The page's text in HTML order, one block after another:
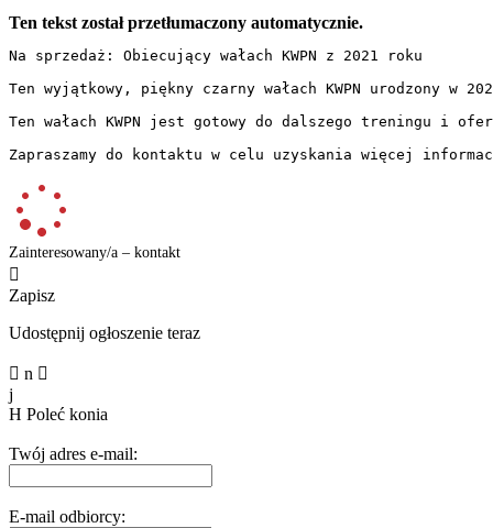
Ten tekst został przetłumaczony automatycznie.
Na sprzedaż: Obiecujący wałach KWPN z 2021 roku
Ten wyjątkowy, piękny czarny wałach KWPN urodzony
Ten wałach KWPN jest gotowy do dalszego treningu i
Zapraszamy do kontaktu w celu uzyskania więcej
Zainteresowany/a – kontakt

Zapisz
Udostępnij ogłoszenie teraz
 n 
j
H Poleć konia
Twój adres e-mail:
E-mail odbiorcy: